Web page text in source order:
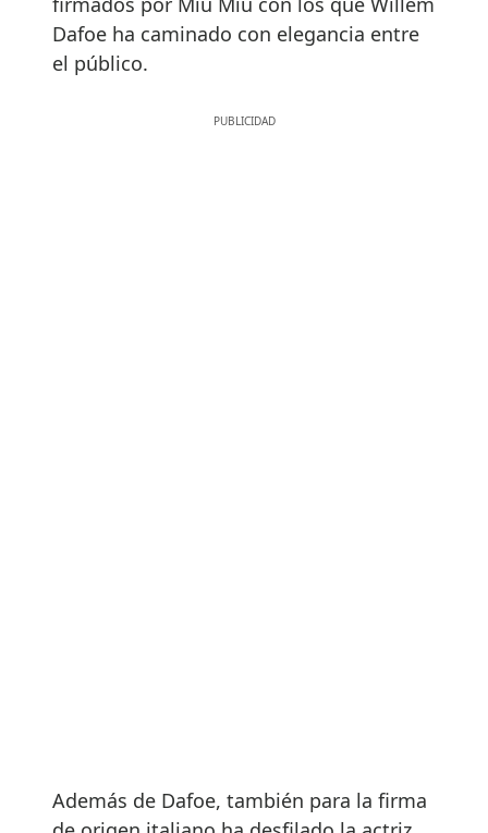
Dafoe ha caminado con elegancia entre
el público.
Además de Dafoe, también para la firma